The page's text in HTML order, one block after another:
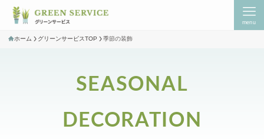
menu
ホーム グリーンサービスTOP 季節の装飾
SEASONAL
DECORATION